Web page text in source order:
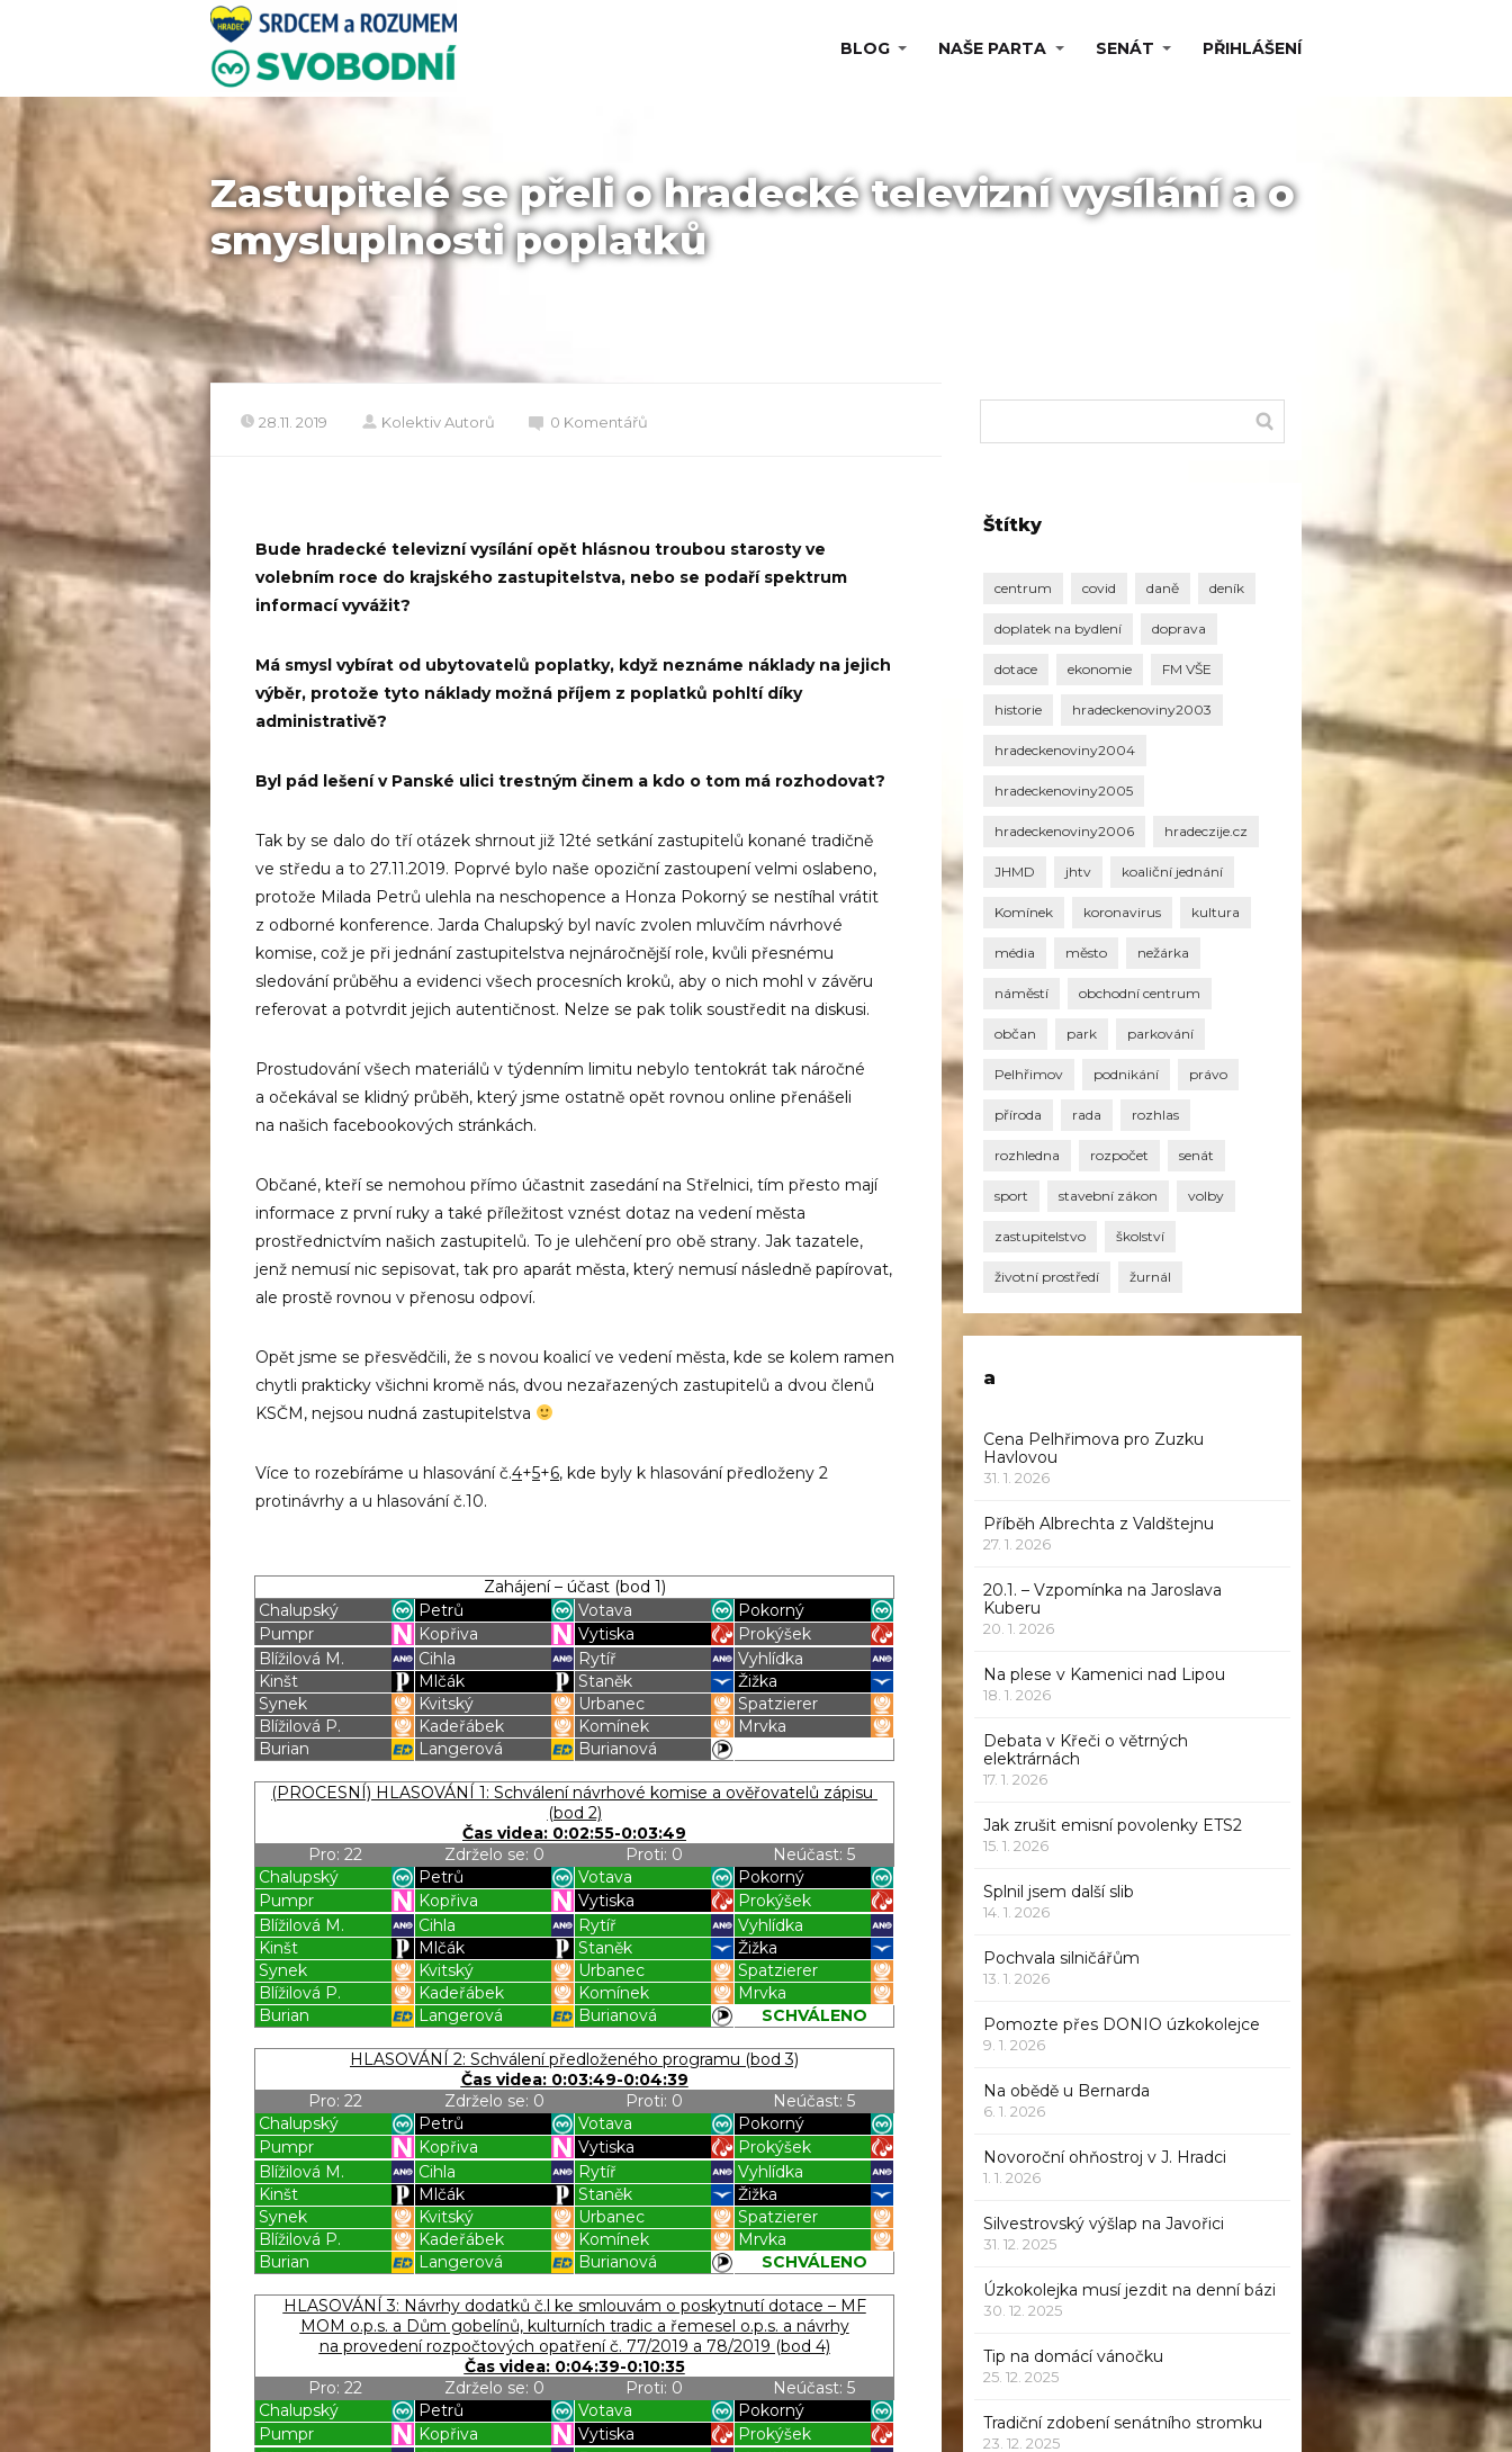
BLOG NAŠE PARTA SENÁT PŘIHLÁŠENÍ
Zastupitelé se přeli o hradecké televizní vysílání a o
smysluplnosti poplatků
28.11. 2019 Kolektiv Autorů 0 Komentářů
Bude hradecké televizní vysílání opět hlásnou troubou starosty ve
volebním roce do krajského zastupitelstva, nebo se podaří spektrum
informací vyvážit?
Má smysl vybírat od ubytovatelů poplatky, když neznáme náklady na jejich
výběr, protože tyto náklady možná příjem z poplatků pohltí díky
administrativě?
Byl pád lešení v Panské ulici trestným činem a kdo o tom má rozhodovat?
Tak by se dalo do tří otázek shrnout již 12té setkání zastupitelů konané tradičně
ve středu a to 27.11.2019. Poprvé bylo naše opoziční zastoupení velmi oslabeno,
protože Milada Petrů ulehla na neschopence a Honza Pokorný se nestíhal vrátit
z odborné konference. Jarda Chalupský byl navíc zvolen mluvčím návrhové
komise, což je při jednání zastupitelstva nejnáročnější role, kvůli přesnému
sledování průběhu a evidenci všech procesních kroků, aby o nich mohl v závěru
referovat a potvrdit jejich autentičnost. Nelze se pak tolik soustředit na diskusi.
Prostudování všech materiálů v týdenním limitu nebylo tentokrát tak náročné
a očekával se klidný průběh, který jsme ostatně opět rovnou online přenášeli
na našich facebookových stránkách.
Občané, kteří se nemohou přímo účastnit zasedání na Střelnici, tím přesto mají
informace z první ruky a také příležitost vznést dotaz na vedení města
prostřednictvím našich zastupitelů. To je ulehčení pro obě strany. Jak tazatele,
jenž nemusí nic sepisovat, tak pro aparát města, který nemusí následně papírovat,
ale prostě rovnou v přenosu odpoví.
Opět jsme se přesvědčili, že s novou koalicí ve vedení města, kde se kolem ramen
chytli prakticky všichni kromě nás, dvou nezařazených zastupitelů a dvou členů
KSČM, nejsou nudná zastupitelstva
Více to rozebíráme u hlasování č.4+5+6, kde byly k hlasování předloženy 2
protinávrhy a u hlasování č.10.
Zahájení – účast (bod 1)
Chalupský
Petrů Votava
Pokorný
Pumpr
Kopřiva Vytiska
Prokýšek
Blížilová M.
Cihla Rytíř
Vyhlídka
Kinšt
Mlčák Staněk
Žižka
Synek
Kvitský Urbanec
Spatzierer
Blížilová P.
Kadeřábek Komínek
Mrvka
Burian
Langerová
Burianová
(PROCESNÍ) HLASOVÁNÍ 1: Schválení návrhové komise a ověřovatelů zápisu
(bod 2)
Čas videa: 0:02:55-0:03:49
Pro: 22
Zdrželo se: 0 Proti: 0
Neúčast: 5
Chalupský
Petrů Votava
Pokorný
Pumpr
Kopřiva Vytiska
Prokýšek
Blížilová M.
Cihla Rytíř
Vyhlídka
Kinšt
Mlčák Staněk
Žižka
Synek
Kvitský Urbanec
Spatzierer
Blížilová P.
Kadeřábek Komínek
Mrvka
Burian
Langerová Burianová
SCHVÁLENO
HLASOVÁNÍ 2: Schválení předloženého programu (bod 3)
Čas videa: 0:03:49-0:04:39
Pro: 22
Zdrželo se: 0 Proti: 0
Neúčast: 5
Chalupský
Petrů Votava
Pokorný
Pumpr
Kopřiva Vytiska
Prokýšek
Blížilová M.
Cihla Rytíř
Vyhlídka
Kinšt
Mlčák Staněk
Žižka
Synek
Kvitský Urbanec
Spatzierer
Blížilová P.
Kadeřábek Komínek
Mrvka
Burian
Langerová Burianová
SCHVÁLENO
HLASOVÁNÍ 3: Návrhy dodatků č.l ke smlouvám o poskytnutí dotace – MF
MOM o.p.s. a Dům gobelínů, kulturních tradic a řemesel o.p.s. a návrhy
na provedení rozpočtových opatření č. 77/2019 a 78/2019 (bod 4)
Čas videa: 0:04:39-0:10:35
Pro: 22
Zdrželo se: 0 Proti: 0
Neúčast: 5
Chalupský
Petrů Votava
Pokorný
Pumpr
Kopřiva Vytiska
Prokýšek
Štítky
centrum covid daně deník
doplatek na bydlení doprava
dotace ekonomie FM VŠE
historie hradeckenoviny2003
hradeckenoviny2004
hradeckenoviny2005
hradeckenoviny2006 hradeczije.cz
JHMD jhtv koaliční jednání
Komínek koronavirus kultura
média město nežárka
náměstí obchodní centrum
občan park parkování
Pelhřimov podnikání právo
příroda rada rozhlas
rozhledna rozpočet senát
sport stavební zákon volby
zastupitelstvo školství
životní prostředí žurnál
a
Cena Pelhřimova pro Zuzku
Havlovou
31. 1. 2026
Příběh Albrechta z Valdštejnu
27. 1. 2026
20.1. – Vzpomínka na Jaroslava
Kuberu
20. 1. 2026
Na plese v Kamenici nad Lipou
18. 1. 2026
Debata v Křeči o větrných
elektrárnách
17. 1. 2026
Jak zrušit emisní povolenky ETS2
15. 1. 2026
Splnil jsem další slib
14. 1. 2026
Pochvala silničářům
13. 1. 2026
Pomozte přes DONIO úzkokolejce
9. 1. 2026
Na obědě u Bernarda
6. 1. 2026
Novoroční ohňostroj v J. Hradci
1. 1. 2026
Silvestrovský výšlap na Javořici
31. 12. 2025
Úzkokolejka musí jezdit na denní bázi
30. 12. 2025
Tip na domácí vánočku
25. 12. 2025
Tradiční zdobení senátního stromku
23. 12. 2025